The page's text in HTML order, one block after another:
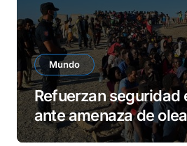
Mundo
Refuerzan seguridad
ante amenaza de
migratoria